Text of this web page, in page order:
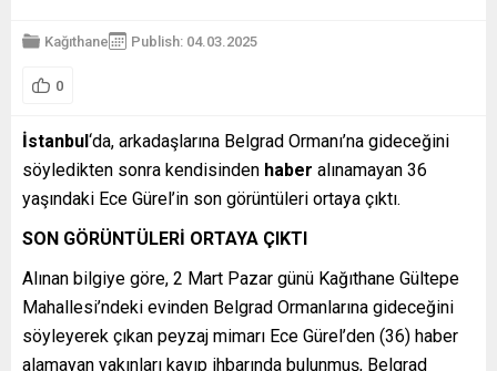
Kağıthane Publish: 04.03.2025
0
İstanbul ‘da, arkadaşlarına Belgrad Ormanı’na gideceğini
söyledikten sonra kendisinden haber alınamayan 36
yaşındaki Ece Gürel’in son görüntüleri ortaya çıktı.
SON GÖRÜNTÜLERİ ORTAYA ÇIKTI
Alınan bilgiye göre, 2 Mart Pazar günü Kağıthane Gültepe
Mahallesi’ndeki evinden Belgrad Ormanlarına gideceğini
söyleyerek çıkan peyzaj mimarı Ece Gürel’den (36) haber
alamayan yakınları kayıp ihbarında bulunmuş, Belgrad